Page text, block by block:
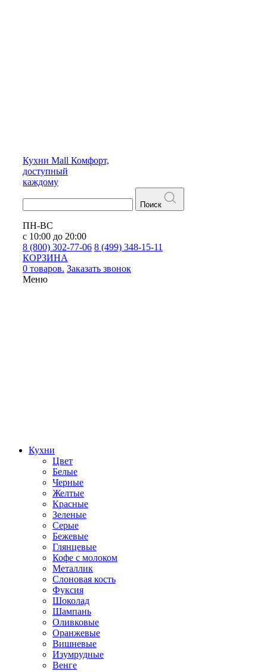
Кухни Mall Комфорт,
доступный
каждому
Поиск
ПН-ВС
с 10:00 до 20:00
8 (800) 302-77-06 8 (499) 348-15-11
КОРЗИНА
0 товаров. Заказать звонок
Меню
Кухни
Цвет
Белые
Черные
Желтые
Красные
Зеленые
Серые
Бежевые
Глянцевые
Кофе с молоком
Металлик
Слоновая кость
Фуксия
Шоколад
Шампань
Оливковые
Оранжевые
Вишневые
Изумрудные
Венге